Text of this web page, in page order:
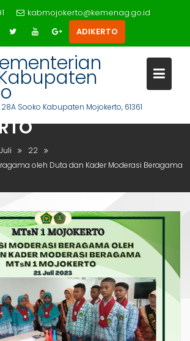
kabmojokerto@kemenag.go.id
ADIKERTO
Sooko Kabupaten Mojokerto, 61361
BERAGAMA
DAN KADER
BERAGAMA MTSN 1
Juli
22
oleh Duta dan Kader Moderasi Beragama